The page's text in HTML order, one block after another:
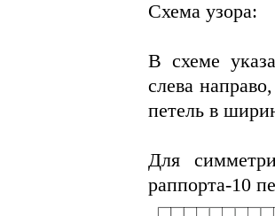
Схема узора:
В схеме
слева
петель в
Для
раппорта-10